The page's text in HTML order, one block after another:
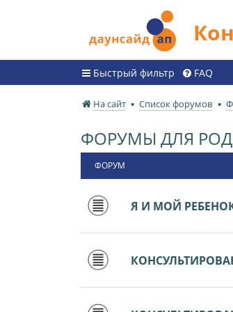
Быстрый фильтр FAQ
На сайт Список форумов
ФОРУМЫ ДЛЯ
ФОРУМ
Я И МОЙ